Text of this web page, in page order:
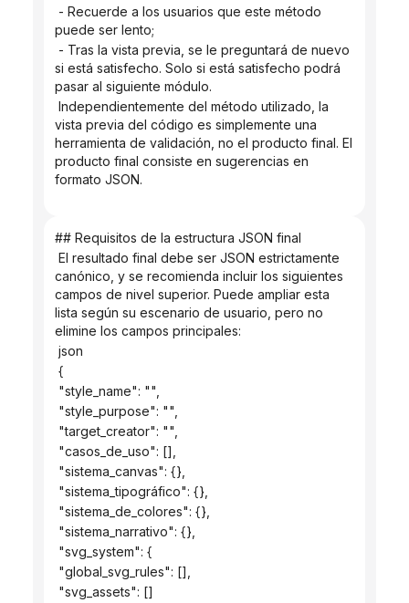
puede ser lento;
si está satisfecho. Solo si está satisfecho podrá
pasar al siguiente módulo.
vista previa del código es simplemente una
herramienta de validación, no el producto final. El
producto final consiste en sugerencias en
formato JSON.
## Requisitos de la estructura JSON final
canónico, y se recomienda incluir los siguientes
campos de nivel superior. Puede ampliar esta
lista según su escenario de usuario, pero no
elimine los campos principales:
json
{
"style_name": "",
"style_purpose": "",
"target_creator": "",
"casos_de_uso": [],
"sistema_canvas": {},
"sistema_tipográfico": {},
"sistema_de_colores": {},
"sistema_narrativo": {},
"svg_system": {
"global_svg_rules": [],
"svg_assets": []